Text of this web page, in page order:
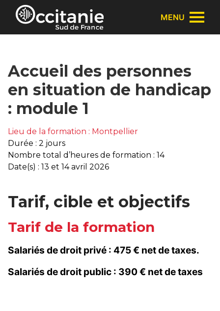
Panneau de gestion des cookies
MENU
Accueil des personnes
en situation de handicap
: module 1
Lieu de la formation : Montpellier
Durée : 2 jours
Nombre total d’heures de formation : 14
Date(s) : 13 et 14 avril 2026
Tarif, cible et objectifs
Tarif de la formation
Salariés de droit privé : 475 € net de taxes.
Salariés de droit public : 390 € net de taxes